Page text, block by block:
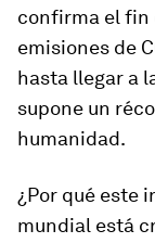
confirma el fin
emisiones de
hasta llegar a
supone un
humanidad.
¿Por qué este
mundial está